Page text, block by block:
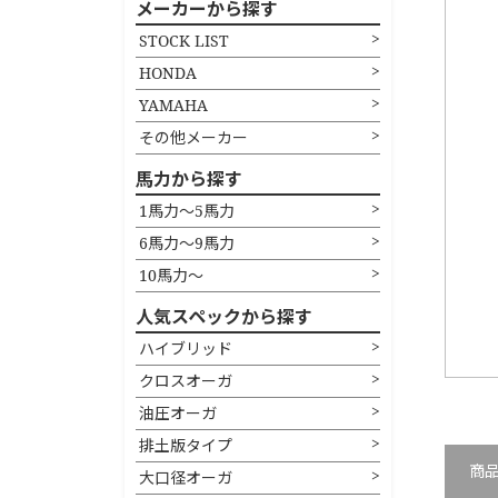
商
メーカーから探す
STOCK LIST
HONDA
YAMAHA
その他メーカー
馬力から探す
1馬力〜5馬力
6馬力〜9馬力
10馬力〜
人気スペックから探す
ハイブリッド
クロスオーガ
油圧オーガ
排土版タイプ
大口径オーガ